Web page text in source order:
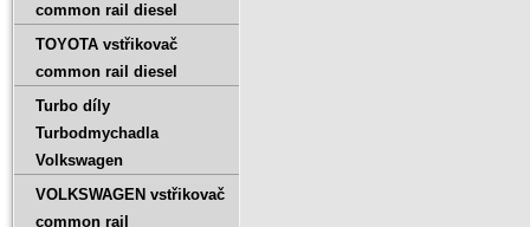
common rail diesel
TOYOTA vstřikovač
common rail diesel
Turbo díly
Turbodmychadla
Volkswagen
VOLKSWAGEN vstřikovač
common rail